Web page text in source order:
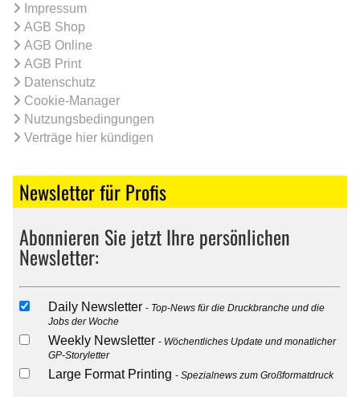
Impressum
AGB Shop
AGB Online
AGB Print
Datenschutz
Cookie-Manager
Nutzungsbedingungen
Verträge hier kündigen
Newsletter für Profis
Abonnieren Sie jetzt Ihre persönlichen
Newsletter:
Daily Newsletter
Top-News für die Druckbranche und die
Jobs der Woche
Weekly Newsletter
Wöchentliches Update und monatlicher
GP-Storyletter
Large Format Printing Spezialnews zum Großformatdruck